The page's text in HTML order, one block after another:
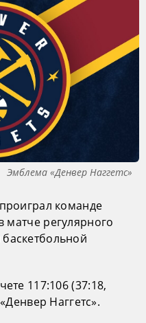
Эмблема «Денвер Наггетс»
команде
матче регулярного
117:106 (37:18,
Наггетс».